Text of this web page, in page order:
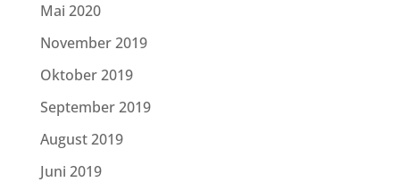
Mai 2020
November 2019
Oktober 2019
September 2019
August 2019
Juni 2019